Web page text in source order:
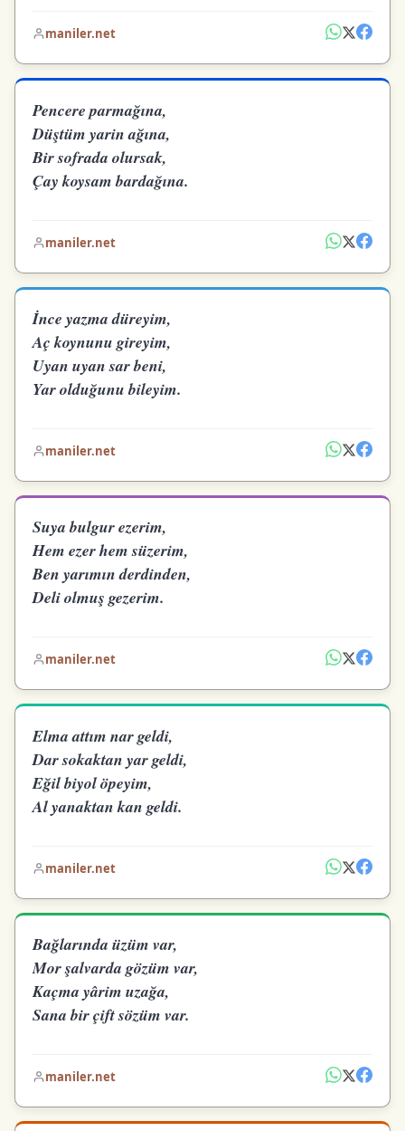
maniler.net
Pencere parmağına,
Düştüm yarin ağına,
Bir sofrada olursak,
Çay koysam bardağına.
maniler.net
İnce yazma düreyim,
Aç koynunu gireyim,
Uyan uyan sar beni,
Yar olduğunu bileyim.
maniler.net
Suya bulgur ezerim,
Hem ezer hem süzerim,
Ben yarımın derdinden,
Deli olmuş gezerim.
maniler.net
Elma attım nar geldi,
Dar sokaktan yar geldi,
Eğil biyol öpeyim,
Al yanaktan kan geldi.
maniler.net
Bağlarında üzüm var,
Mor şalvarda gözüm var,
Kaçma yârim uzağa,
Sana bir çift sözüm var.
maniler.net